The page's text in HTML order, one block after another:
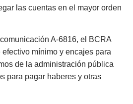
las cuentas en el mayor orden
A-6816, el BCRA
mínimo y encajes para
de la administración pública
para pagar haberes y otras